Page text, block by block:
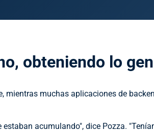
obteniendo lo
mientras muchas aplicaciones de
acumulando", dice Pozza.